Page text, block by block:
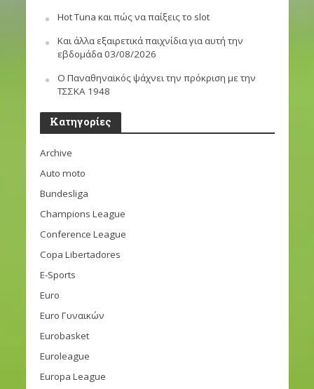
Hot Tuna και πώς να παίξεις το slot
Και άλλα εξαιρετικά παιχνίδια για αυτή την
εβδομάδα 03/08/2026
Ο Παναθηναϊκός ψάχνει την πρόκριση με την
ΤΣΣΚΑ 1948
Kατηγορίες
Archive
Auto moto
Bundesliga
Champions League
Conference League
Copa Libertadores
E-Sports
Euro
Euro Γυναικών
Eurobasket
Euroleague
Europa League